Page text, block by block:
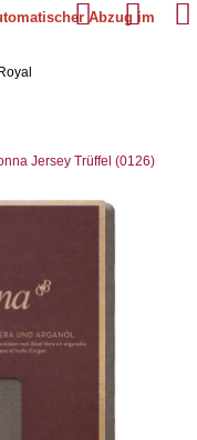
Abzug im
Jersey Trüffel (0126)